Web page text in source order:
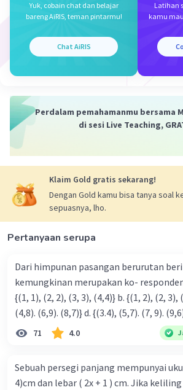
Yuk, cobain chat dan belajar
bareng AiRIS, teman pintarmu!
Chat AiRIS
Latihan
kamu
Perdalam pemahamanmu bersama
di sesi Live Teaching,
Klaim Gold gratis sekarang!
Dengan Gold kamu bisa tanya soal
sepuasnya, lho.
Pertanyaan serupa
Dari himpunan pasangan berurutan
kemungkinan merupakan ko- respondensi satu-satu? a.
{(1, 1), (2, 2), (3, 3), (4,4)} b. {(1, 2), (2, 3), (3, 4). (4,5)} c. {(2,7).
(4,8). (6,9). (8,7)} d. {(3.4), (5,7). (7, 9).
71 4.0
Sebuah persegi panjang mempunyai
4)cm dan lebar ( 2x + 1 ) cm. Jika